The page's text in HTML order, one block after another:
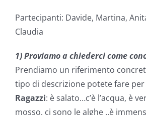
Partecipanti: Davide, Martina,
Claudia
1) Proviamo a chiederci come
Prendiamo un riferimento
tipo di descrizione potete fare
Ragazzi: è salato…c’è l’acqua, è
mosso, ci sono le alghe ..è